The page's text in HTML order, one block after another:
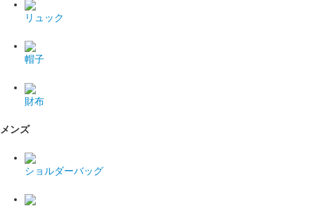
リュック
帽子
財布
メンズ
ショルダーバッグ